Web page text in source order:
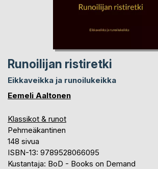
Runoilijan ristiretki
Eikkaveikka ja runoilukeikka
Eemeli Aaltonen
Klassikot & runot
Pehmeäkantinen
148 sivua
ISBN-13: 9789528066095
Kustantaja: BoD - Books on Demand